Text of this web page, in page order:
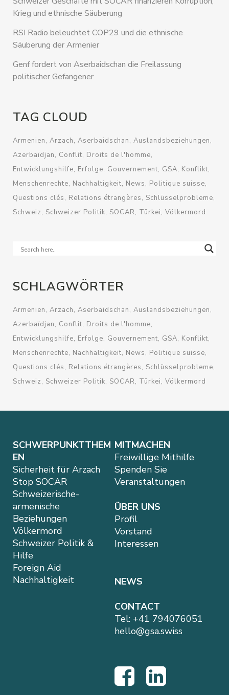
Krieg und ethnische Säuberung
RSI Radio beleuchtet COP29 und die ethnische
Säuberung der Armenier
Genf fordert von Aserbaidschan die Freilassung
politischer Gefangener
TAG CLOUD
Armenien Arzach Aserbaidschan Auslandsbeziehungen
Azerbaïdjan
Conflit Droits de l'homme
Entwicklungshilfe Erfolge Gouvernement GSA Konflikt
Menschenrechte Nachhaltigkeit News
Politique suisse
Questions clés
Relations étrangères
Schlüsselprobleme
Schweiz
Schweizer Politik SOCAR Türkei Völkermord
SCHLAGWÖRTER
Armenien Arzach Aserbaidschan Auslandsbeziehungen
Azerbaïdjan
Conflit Droits de l'homme
Entwicklungshilfe Erfolge Gouvernement GSA Konflikt
Menschenrechte Nachhaltigkeit News
Politique suisse
Questions clés
Relations étrangères
Schlüsselprobleme
Schweiz
Schweizer Politik SOCAR Türkei Völkermord
SCHWERPUNKTTHEM
EN
Sicherheit für Arzach
Stop SOCAR
Schweizerische-
armenische
Beziehungen
Völkermord
Schweizer Politik &
Hilfe
Foreign Aid
Nachhaltigkeit
MITMACHEN
Freiwillige Mithilfe
Spenden Sie
Veranstaltungen
ÜBER UNS
Profil
Vorstand
Interessen
NEWS
CONTACT
Tel: +41 794076051
hello@gsa.swiss